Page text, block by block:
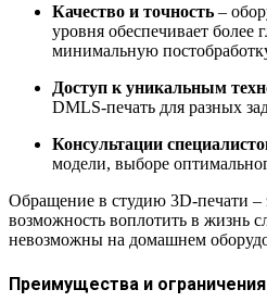
Качество и точность –
уровня обеспечивает более
минимальную
Доступ к уникальным
DMLS-печать для разных
Консультации
модели, выборе
Обращение в студию 3D-печати –
возможность воплотить в жизнь
невозможны на домашнем
Преимущества и